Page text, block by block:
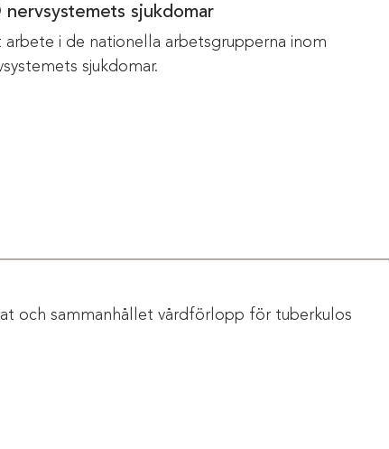
sjukdomar
i de nationella arbetsgrupperna inom
sjukdomar.
och sammanhållet vårdförlopp för tuberkulos